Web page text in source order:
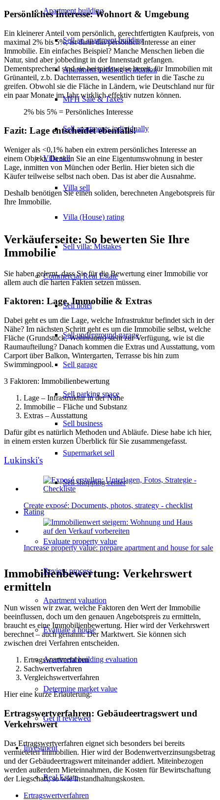
Apartment building
Sell an apartment building
Apartment building evaluation
MFH Sale & Taxes
Sell apartments individually
Villasell
Villa sell
Villa (House) rating
Sell villa: Mistakes
CommercialReal Estate
Sell hotel
Sell underground garage
Sell garage
Sell parking space
Sell business
Supermarket sell
Sell shopping center
Rating
Evaluate property value
Review process
Apartment valuation
Evaluate a house
Apartment building evaluation
Determine market value
Get it reviewed
Investment
Real Estate
Persönliches Interesse: Wohnort & Umgebung
Ein kleinerer Anteil vom persönlich, gerechtfertigten Kaufpreis, von
maximal 2% bis 5%, ist dann das persönlich Interesse an einer
Immobilie. Ein einfaches Beispiel? Manche Menschen lieben die
Natur, sind aber jobbedingt in der Innenstadt gefangen.
Dementsprechend sind sie beispielsweise bereit, für Immobilien mit
Grünanteil, z.b. Dachterrassen, wesentlich tiefer in die Tasche zu
greifen. Obwohl sie die Fläche in Ländern, wie Deutschland nur für
ein paar Monate im Jahr wirklich effektiv nutzen können.
2% bis 5% = Persönliches Interesse
Fazit: Lage entscheidet ebenfalls!
Weniger als <0,1% haben ein extrem persönliches Interesse an
einem Objekt. Denken Sie an eine Eigentumswohnung in bester
Lage, inmitten von München oder Berlin. Hier bieten sich die
Käufer teilweise selbst nach oben. Das ist aber die Ausnahme.
Deshalb benötigen Sie einen soliden, berechneten Angebotspreis für
Ihre Immobilie.
Verkäuferseite: So bewerten Sie Ihre
Immobilie
Sie haben gelernt, dass Sie für die Bewertung einer Immobilie vor
allem auch die harten Fakten setzen müssen.
Faktoren: Lage, Immobilie & Extras
Dabei geht es um die Lage, welche Infrastruktur befindet sich in der
Nähe? Im nächsten Schritt geht es um die Immobilie selbst, welche
Fläche (Grundstück, Wohnraum) steht zur Verfügung, wie ist die
Raumaufteilung? Danach kommen die Extras und Ausstattung, vom
Carport über Balkon, Wintergarten, Terrasse bis hin zum
Swimmingpool.
3 Faktoren: Immobilienbewertung
Lage – Infrastruktur in der Nähe
Immobilie – Fläche und Substanz
Extras – Ausstattung
Dafür gibt es natürlich Methoden und Abläufe. Diese habe ich hier,
in einem ersten kurzen Überblick für Sie zusammengefasst.
Lukinski's
Create exposé: Documents, photos, strategy - checklist
Increase property value: prepare apartment and house for sale
Immobilienbewertung: Verkehrswert
ermitteln
Nun wissen wir zwar, welche Faktoren den Wert der Immobilie
beeinflussen, doch um den genauen Angebotspreis zu ermitteln,
braucht es eine Immobilienbewertung. Hier wird der Verkehrswert
berechnet – auch genannt: Der Marktwert. Sie können sich
zwischen drei Verfahren entscheiden.
Ertragswertverfahren
Sachwertverfahren
Vergleichswertverfahren
Hier eine kurze Erläuterung:
Ertragswertverfahren: Gebäudeertragswert und
Verkehrswert
Das Ertragswertverfahren eignet sich besonders bei bereits
vermieteten Immobilien. Hier wird der Bodenwertverzinsungsbetrag
und der Gebäudeertragswert miteinander addiert. Miteinbezogen
werden außerdem Mieteinnahmen, die Kosten für Bewirtschaftung
der Liegschaft, so wie Instandhaltungskosten.
Ertragswertverfahren